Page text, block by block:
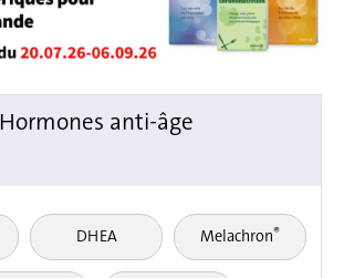
Hormones anti-âge
DHEA Melachron®